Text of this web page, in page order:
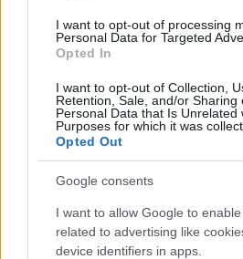
I want to opt-out of processing
Personal Data for Targeted
Opted In
I want to opt-out of Collection,
Retention, Sale, and/or Sharing
Personal Data that Is Unrelated
Purposes for which it was
Opted Out
Google consents
I want to allow Google to
related to advertising like
device identifiers in apps.
Népszerű